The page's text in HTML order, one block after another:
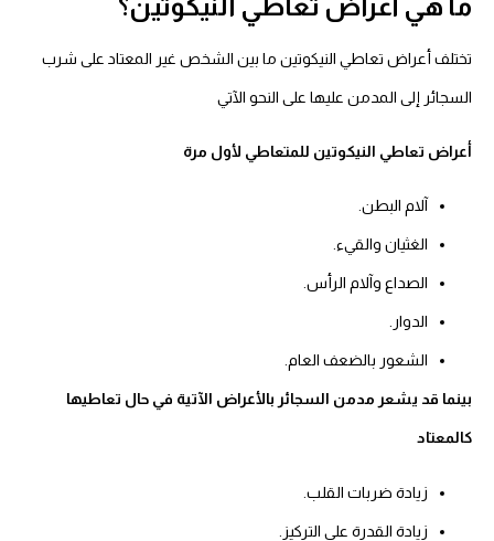
تختلف أعراض تعاطي النيكوتين ما بين الشخص غير المعتاد على شرب
السجائر إلى المدمن عليها على النحو الآتي
أعراض تعاطي النيكوتين للمتعاطي لأول مرة
آلام البطن.
الغثيان والقيء.
الصداع وآلام الرأس.
الدوار.
الشعور بالضعف العام.
بينما قد يشعر مدمن السجائر بالأعراض الآتية في حال تعاطيها
كالمعتاد
زيادة ضربات القلب.
زيادة القدرة على التركيز.